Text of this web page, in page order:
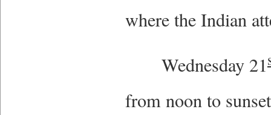
where the Indian
Wednesday 21
from noon to